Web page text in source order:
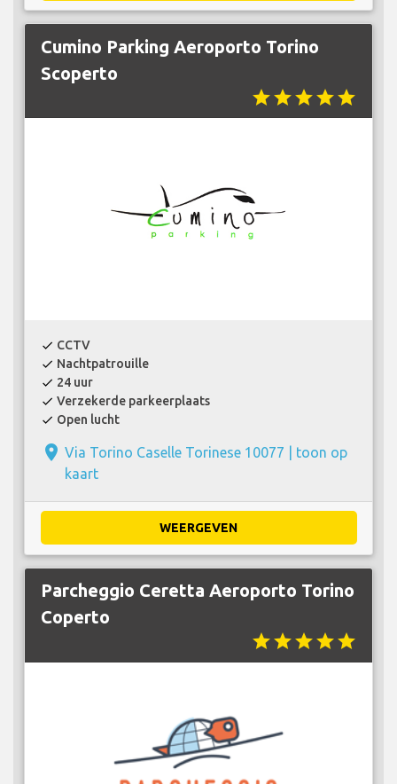
Cumino Parking Aeroporto Torino
Scoperto
starstarstarstarstar
check CCTV
check Nachtpatrouille
check 24 uur
check Verzekerde parkeerplaats
check Open lucht
place Via Torino Caselle Torinese 10077 | toon op
kaart
WEERGEVEN
Parcheggio Ceretta Aeroporto Torino
Coperto
starstarstarstarstar